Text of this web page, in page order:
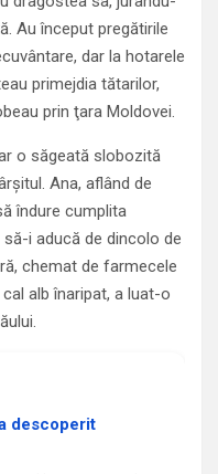
Au început pregătirile
dar la hotarele
primejdia tătarilor,
prin ţara Moldovei.
o săgeată slobozită
Ana, aflând de
îndure cumplita
i aducă de dincolo de
chemat de farmecele
alb înaripat, a luat-o
descoperit